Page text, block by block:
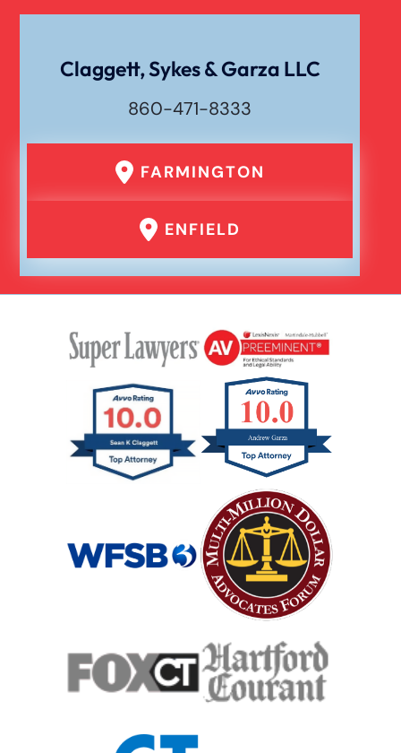
Claggett, Sykes & Garza LLC
860-471-8333
FARMINGTON
ENFIELD